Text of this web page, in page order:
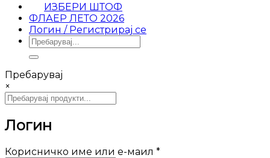
ИЗБЕРИ ШТОФ
ФЛАЕР ЛЕТО 2026
Логин / Регистрирај се
Барај
за:
Пребарувај
×
Логин
Корисничко име или е-маил *Задолжително